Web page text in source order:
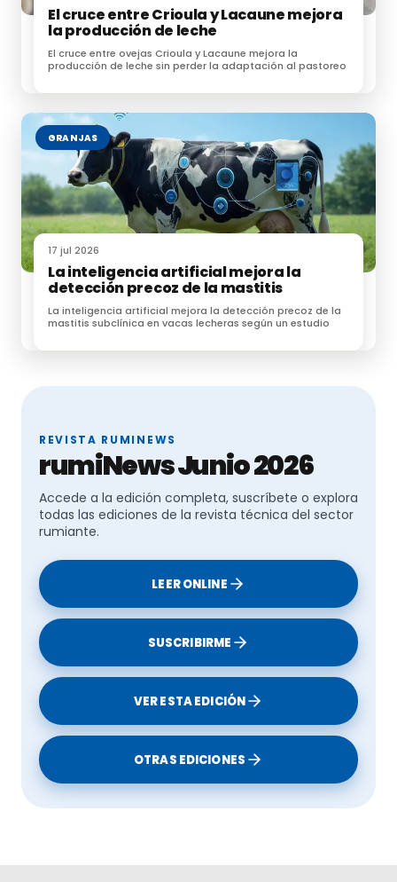
«Demostramos que hay jabalíes infectados con
Brucella en reservas de caza en las que se
encuentran garrapatas positivas para Brucella que
parasitan a los jabalíes, lo que sugiere que se debe
considerar que las garrapatas desempeñan un papel
en la epidemiología de la brucelosis en los jabalíes»,
afirman.
«Este estudio proporciona evidencia de que
la contribución de los vectores artrópodos debe
considerarse en la epidemiología de la brucelosis en
la fauna silvestre», concluyen.
Fuente:
Reducir el uso de antibióticos
Hacia un pastoreo de montaña sostenible
biodiversidad
El cruce entre Crioula y Lacaune mejora
la producción de leche
El cruce entre ovejas Crioula y Lacaune mejora la
producción de leche sin perder la adaptación al pastoreo
GRANJAS
17 jul 2026
La inteligencia artificial mejora la
detección precoz de la mastitis
La inteligencia artificial mejora la detección precoz de la
mastitis subclínica en vacas lecheras según un estudio
REVISTA RUMINEWS
rumiNews Junio 2026
Accede a la edición completa, suscríbete o explora
todas las ediciones de la revista técnica del sector
rumiante.
LEER ONLINE
SUSCRIBIRME
VER ESTA EDICIÓN
OTRAS EDICIONES